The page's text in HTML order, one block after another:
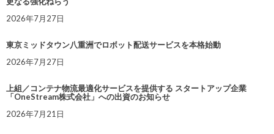
2026年7月27日
東京ミッドタウン八重洲でロボット配送サービスを本格始動
2026年7月27日
上組／コンテナ物流最適化サービスを提供する スタートアップ企業
「OneStream株式会社」への出資のお知らせ
2026年7月21日